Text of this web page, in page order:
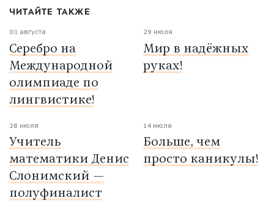
ЧИТАЙТЕ ТАКЖЕ
01 августа
Серебро на
Международной
олимпиаде по
лингвистике!
29 июля
Мир в надёжных
руках!
28 июля
Учитель
математики Денис
Слонимский —
полуфиналист
14 июля
Больше, чем
просто каникулы!